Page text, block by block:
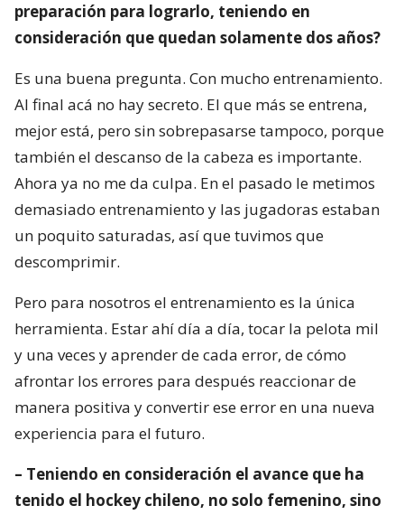
preparación para lograrlo, teniendo en
consideración que quedan solamente dos años?
Es una buena pregunta. Con mucho entrenamiento.
Al final acá no hay secreto. El que más se entrena,
mejor está, pero sin sobrepasarse tampoco, porque
también el descanso de la cabeza es importante.
Ahora ya no me da culpa. En el pasado le metimos
demasiado entrenamiento y las jugadoras estaban
un poquito saturadas, así que tuvimos que
descomprimir.
Pero para nosotros el entrenamiento es la única
herramienta. Estar ahí día a día, tocar la pelota mil
y una veces y aprender de cada error, de cómo
afrontar los errores para después reaccionar de
manera positiva y convertir ese error en una nueva
experiencia para el futuro.
– Teniendo en consideración el avance que ha
tenido el hockey chileno, no solo femenino, sino